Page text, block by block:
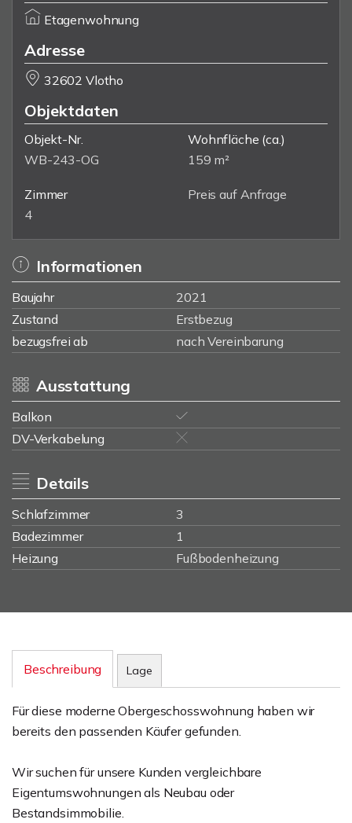
Etagenwohnung
Adresse
32602 Vlotho
Objektdaten
Objekt-Nr.
WB-243-OG
Wohnfläche (ca.)
159 m²
Zimmer
4
Preis auf Anfrage
Informationen
Baujahr
2021
Zustand
Erstbezug
bezugsfrei ab
nach Vereinbarung
Ausstattung
Balkon
DV-Verkabelung
Details
Schlafzimmer
3
Badezimmer
1
Heizung
Fußbodenheizung
Beschreibung Lage
Für diese moderne Obergeschosswohnung haben wir
bereits den passenden Käufer gefunden.
Wir suchen für unsere Kunden vergleichbare
Eigentumswohnungen als Neubau oder
Bestandsimmobilie.